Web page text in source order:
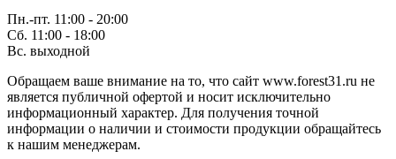
Пн.-пт. 11:00 - 20:00
Сб. 11:00 - 18:00
Вс. выходной
Обращаем ваше внимание на то, что сайт www.forest31.ru не
является публичной офертой и носит исключительно
информационный характер. Для получения точной
информации о наличии и стоимости продукции обращайтесь
к нашим менеджерам.